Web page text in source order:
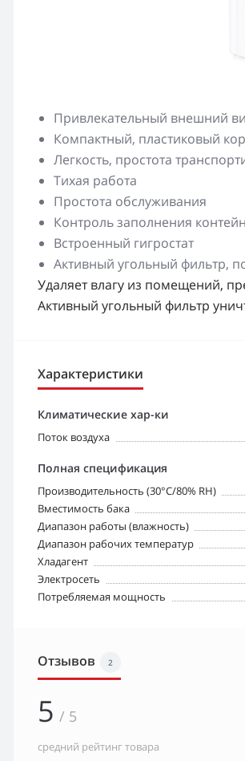
Привлекательный внешний
Компактный, пластиковый
Легкость, простота
Тихая работа
Простота обслуживания
Контроль заполнения
Встроенный гигростат
Активный угольный фильтр,
Удаляет влагу из помещений,
Активный угольный фильтр
Характеристики
Климатические хар-ки
Поток воздуха
Полная спецификация
Производительность (30°C/80% RH)
Вместимость бака
Диапазон работы (влажность)
Диапазон рабочих температур
Хладагент
Электросеть
Потребляемая мощность
Отзывов 2
5 / 5
средний рейтинг товара